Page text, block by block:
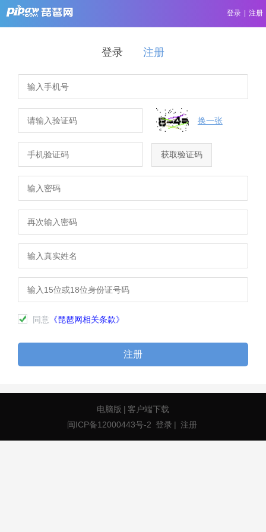
登录 注册
登录 注册
换一张
获取验证码
同意 《琵琶网相关条款》
注册
电脑版 | 客户端下载
闽ICP备12000443号-2 登录 | 注册